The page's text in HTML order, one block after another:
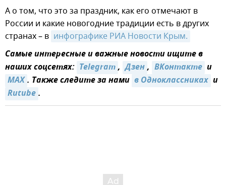
А о том, что это за праздник, как его отмечают в
России и какие новогодние традиции есть в других
странах – в инфографике РИА Новости Крым.
Самые интересные и важные новости ищите в
наших соцсетях: Telegram, Дзен, ВКонтакте и
MAX. Также следите за нами в Одноклассниках и
Rutube.